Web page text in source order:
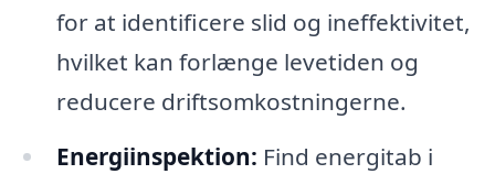
for at identificere slid og ineffektivitet,
hvilket kan forlænge levetiden og
reducere driftsomkostningerne.
Energiinspektion: Find energitab i